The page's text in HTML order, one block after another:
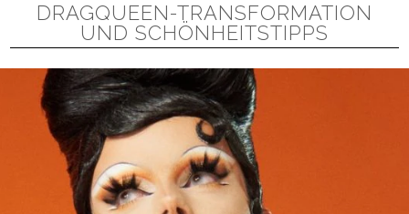
DRAGQUEEN-TRANSFORMATION
UND SCHÖNHEITSTIPPS